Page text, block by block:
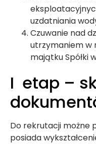
uzdatniania
Czuwanie nad
utrzymaniem w
majątku Spółki
I etap –
Do rekrutacji możne
posiada